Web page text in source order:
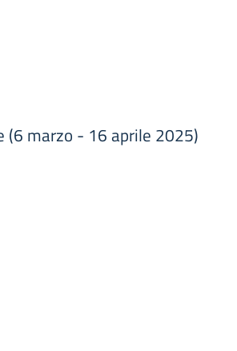
(6 marzo - 16 aprile 2025)